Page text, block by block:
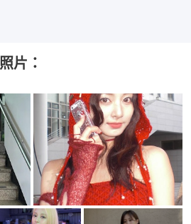
片：